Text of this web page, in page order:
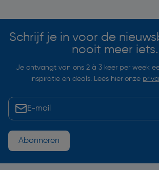
Schrijf je in voor de
nooit meer iets.
Je ontvangt van ons 2 à 3 keer per week
inspiratie en deals. Lees hier onze
Abonneren